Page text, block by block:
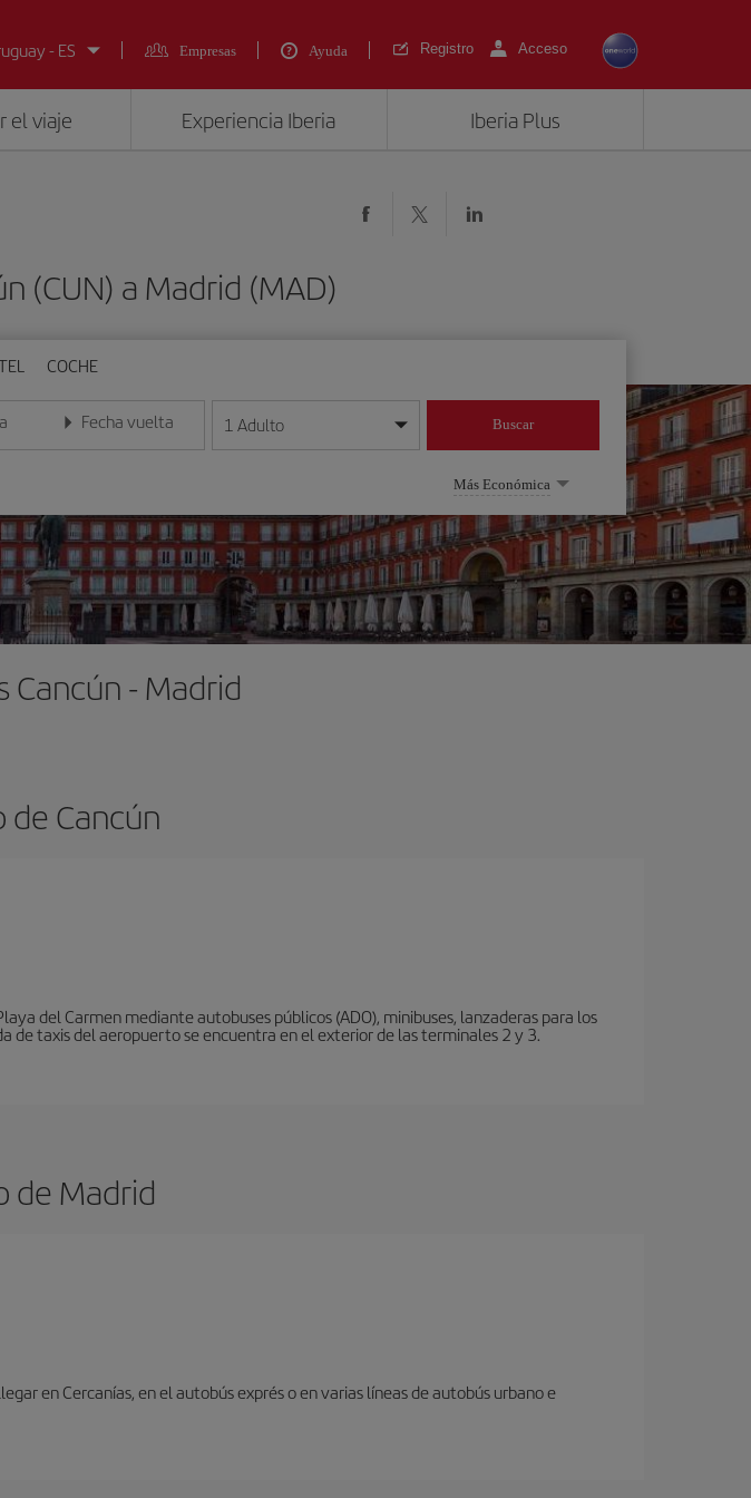
- ES
Empresas Ayuda Registro Acceso
el viaje Experiencia Iberia Iberia Plus
(CUN) a Madrid (MAD)
COCHE
fecha en formato día/mes/año
Fecha vuelta
Introduce la fecha en formato día/mes/año
1 Adulto Buscar
Más Económica
- Madrid
Cancún
del Carmen mediante autobuses públicos (ADO), minibuses, lanzaderas para los
de taxis del aeropuerto se encuentra en el exterior de las terminales 2 y 3.
de Madrid
en Cercanías, en el autobús exprés o en varias líneas de autobús urbano e